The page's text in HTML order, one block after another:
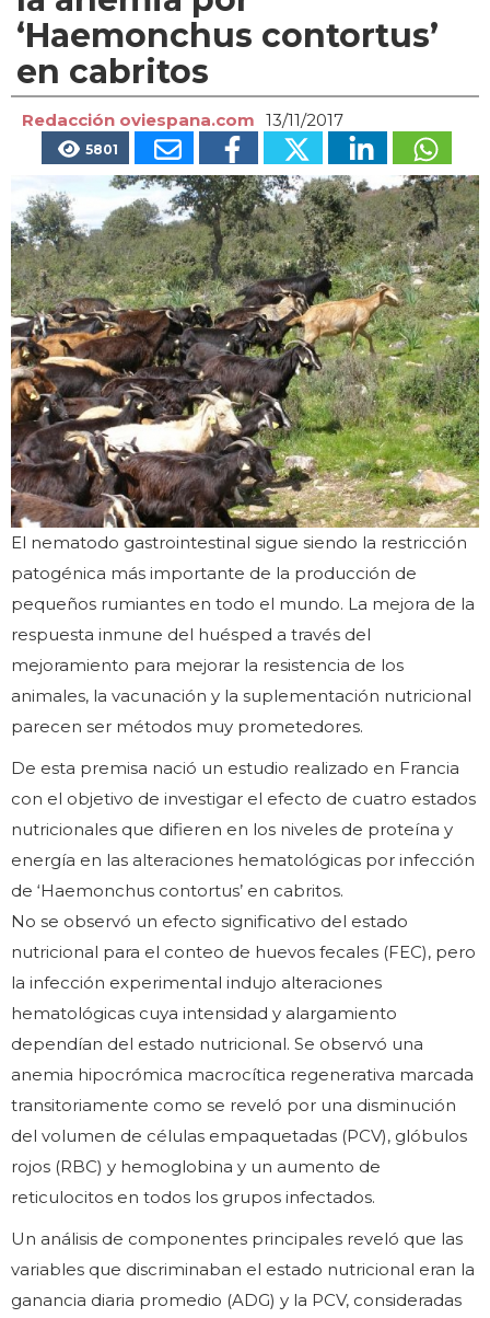
‘Haemonchus contortus’
en cabritos
Redacción oviespana.com 13/11/2017
5801
El nematodo gastrointestinal sigue siendo la restricción
patogénica más importante de la producción de
pequeños rumiantes en todo el mundo. La mejora de la
respuesta inmune del huésped a través del
mejoramiento para mejorar la resistencia de los
animales, la vacunación y la suplementación nutricional
parecen ser métodos muy prometedores.
De esta premisa nació un estudio realizado en Francia
con el objetivo de investigar el efecto de cuatro estados
nutricionales que difieren en los niveles de proteína y
energía en las alteraciones hematológicas por infección
de ‘Haemonchus contortus’ en cabritos.
No se observó un efecto significativo del estado
nutricional para el conteo de huevos fecales (FEC), pero
la infección experimental indujo alteraciones
hematológicas cuya intensidad y alargamiento
dependían del estado nutricional. Se observó una
anemia hipocrómica macrocítica regenerativa marcada
transitoriamente como se reveló por una disminución
del volumen de células empaquetadas (PCV), glóbulos
rojos (RBC) y hemoglobina y un aumento de
reticulocitos en todos los grupos infectados.
Un análisis de componentes principales reveló que las
variables que discriminaban el estado nutricional eran la
ganancia diaria promedio (ADG) y la PCV, consideradas